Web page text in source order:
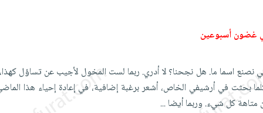
غضون أسبوعين
كي نصنع اسما ما. هل نجحنا؟ لا أدري. ربما لست المخول لأجيب عن تساؤل
بحثت في أرشيفي الخاص، أشعر برغبة إضافية، في إعادة إحياء هذا
متاهة كل شيء. وربما أيضا...